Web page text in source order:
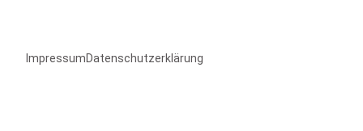
ImpressumDatenschutzerklärung